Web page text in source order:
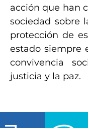
acción que han
sociedad sobre
protección de
estado siempre
convivencia
justicia y la paz.